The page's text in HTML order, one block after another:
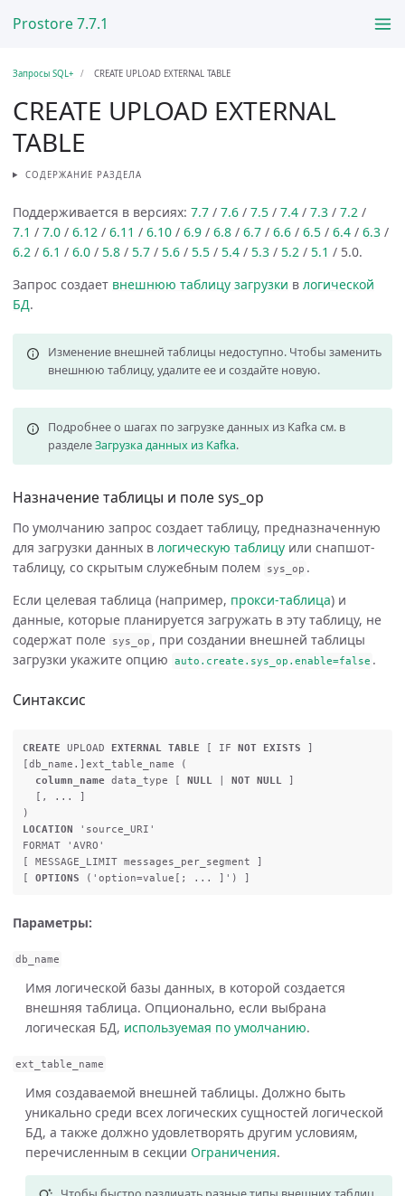
Prostore 7.7.1
Запросы SQL+ CREATE UPLOAD EXTERNAL TABLE
CREATE UPLOAD EXTERNAL
TABLE
СОДЕРЖАНИЕ РАЗДЕЛА
Поддерживается в версиях: 7.7 / 7.6 / 7.5 / 7.4 / 7.3 / 7.2 /
7.1 / 7.0 / 6.12 / 6.11 / 6.10 / 6.9 / 6.8 / 6.7 / 6.6 / 6.5 / 6.4 / 6.3 /
6.2 / 6.1 / 6.0 / 5.8 / 5.7 / 5.6 / 5.5 / 5.4 / 5.3 / 5.2 / 5.1 / 5.0.
Запрос создает внешнюю таблицу загрузки в логической
БД.
Изменение внешней таблицы недоступно. Чтобы заменить
внешнюю таблицу, удалите ее и создайте новую.
Подробнее о шагах по загрузке данных из Kafka см. в
разделеЗагрузка данных из Kafka.
Назначение таблицы и поле sys_op
По умолчанию запрос создает таблицу, предназначенную
для загрузки данных в логическую таблицу или снапшот-
таблицу, со скрытым служебным полем
sys_op .
Если целевая таблица (например, прокси-таблица) и
данные, которые планируется загружать в эту таблицу, не
содержат поле
sys_op , при создании внешней таблицы
загрузки укажите опцию
auto . create . sys_op . enable=false .
Синтаксис
CREATE UPLOAD EXTERNAL TABLE [ IF NOT EXISTS
]
[db_name .] ext_table_name
(
column_name
data_type [ NULL NOT NULL
]
[,
...
]
)
LOCATION
'source_URI'
FORMAT
'AVRO'
[
MESSAGE_LIMIT messages_per_segment
]
[
OPTIONS ( 'option=value[; ... ]' ) ]
Параметры:
db_name
Имя логической базы данных, в которой создается
внешняя таблица. Опционально, если выбрана
логическая БД, используемая по умолчанию.
ext_table_name
Имя создаваемой внешней таблицы. Должно быть
уникально среди всех логических сущностей логической
БД, а также должно удовлетворять другим условиям,
перечисленным в секции Ограничения.